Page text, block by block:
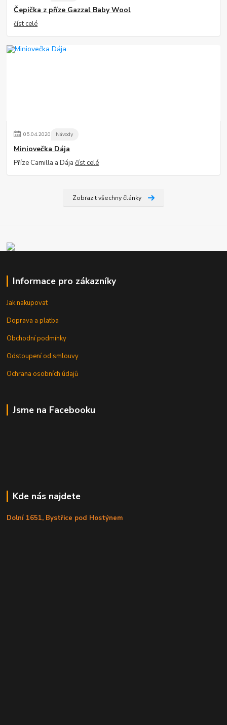
Čepička z příze Gazzal Baby Wool
číst celé
05.04.2020 Návody
Miniovečka Dája
Příze Camilla a Dájačíst celé
Zobrazit všechny články
Informace pro zákazníky
Jak nakupovat
Doprava a platba
Obchodní podmínky
Odstoupení od smlouvy
Ochrana osobních údajů
Jsme na Facebooku
Kde nás najdete
Dolní 1651, Bystřice pod Hostýnem